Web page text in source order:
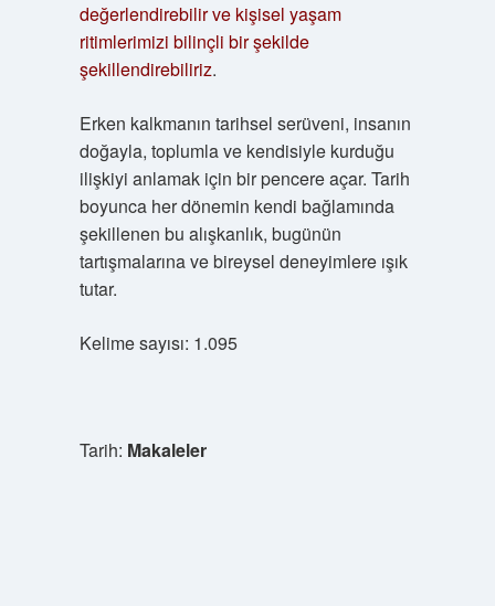
değerlendirebilir ve kişisel yaşam
ritimlerimizi bilinçli bir şekilde
şekillendirebiliriz.
Erken kalkmanın tarihsel serüveni, insanın
doğayla, toplumla ve kendisiyle kurduğu
ilişkiyi anlamak için bir pencere açar. Tarih
boyunca her dönemin kendi bağlamında
şekillenen bu alışkanlık, bugünün
tartışmalarına ve bireysel deneyimlere ışık
tutar.
Kelime sayısı: 1.095
Tarih: Makaleler